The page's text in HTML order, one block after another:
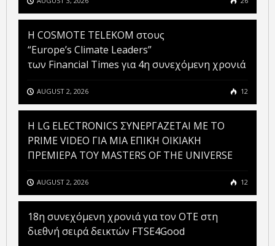
Η COSMOTE TELEKOM στους
“Europe’s Climate Leaders”
των Financial Times για 4η συνεχόμενη χρονιά
AUGUST 2, 2026 12
H LG ELECTRONICS ΣΥΝΕΡΓΑΖΕΤΑΙ ΜΕ ΤΟ
PRIME VIDEO ΓΙΑ ΜΙΑ ΕΠΙΚΗ ΟΙΚΙΑΚΗ
ΠΡΕΜΙΕΡΑ ΤΟΥ MASTERS OF THE UNIVERSE
AUGUST 2, 2026 12
18η συνεχόμενη χρονιά για τον ΟΤΕ στη
διεθνή σειρά δεικτών FTSE4Good